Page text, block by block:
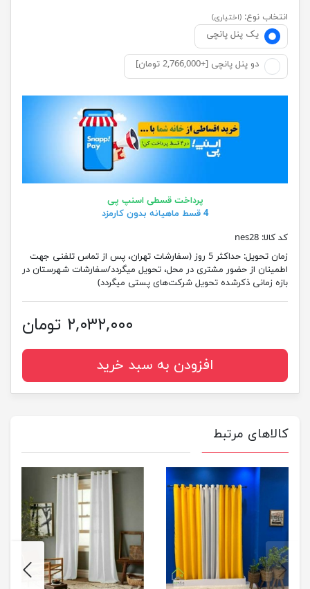
انتخاب نوع: (اختیاری)
یک پنل پانچی
دو پنل پانچی [+2,766,000 تومان]
پرداخت قسطی اسنپ پی
4 قسط ماهیانه بدون کارمزد
کد کالا: nes28
زمان تحویل:
حداکثر 5 روز (سفارشات تهران، پس از تماس تلفنی جهت
اطمینان از حضور مشتری در محل، تحویل میگردد/سفارشات شهرستان در
بازه زمانی ذکرشده تحویل شرکت‌های پستی میگردد)
۲,۰۳۲,۰۰۰ تومان
افزودن به سبد خرید
کالاهای مرتبط
previus